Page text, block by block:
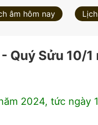
âm hôm nay
Quý Sửu 10/1
2024, tức ngày